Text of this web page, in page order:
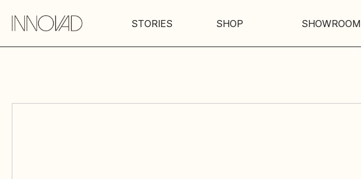
STORIES SHOP SHOWROOM